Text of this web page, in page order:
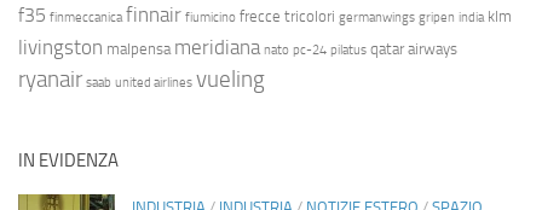
f35 finmeccanica finnair fiumicino frecce tricolori germanwings gripen india klm
livingston malpensa meridiana nato pc-24 pilatus qatar airways
ryanair saab united airlines vueling
IN EVIDENZA